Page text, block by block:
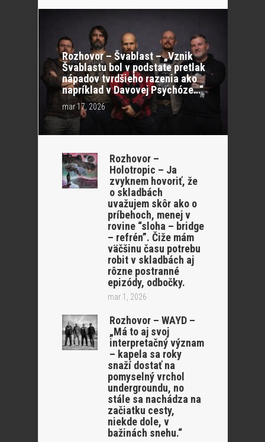
Rozhovor – Švablast – „Vznik
Švablastu bol v podstate pretlak
nápadov tvrdšieho razenia ako
napríklad v Davovej Psychóze…“
mar 17, 2026
Rozhovor –
Holotropic – Ja
zvyknem hovoriť, že
o skladbách
uvažujem skôr ako o
príbehoch, menej v
rovine “sloha – bridge
– refrén”. Čiže mám
väčšinu času potrebu
robit v skladbách aj
rôzne postranné
epizódy, odbočky.
mar 1, 2026
Rozhovor – WAYD –
„Má to aj svoj
interpretačný význam
– kapela sa roky
snaží dostať na
pomyselný vrchol
undergroundu, no
stále sa nachádza na
začiatku cesty,
niekde dole, v
bažinách snehu.“